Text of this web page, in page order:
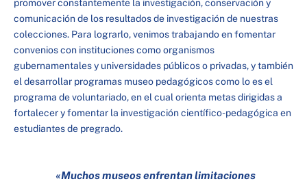
promover constantemente la investigación, conservación y
comunicación de los resultados de investigación de nuestras
colecciones. Para lograrlo, venimos trabajando en fomentar
convenios con instituciones como organismos
gubernamentales y universidades públicos o privadas, y también
el desarrollar programas museo pedagógicos como lo es el
programa de voluntariado, en el cual orienta metas dirigidas a
fortalecer y fomentar la investigación científico-pedagógica en
estudiantes de pregrado.
«Muchos museos enfrentan limitaciones